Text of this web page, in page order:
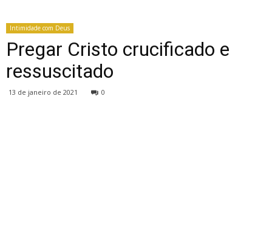
Intimidade com Deus
Pregar Cristo crucificado e
ressuscitado
13 de janeiro de 2021 0